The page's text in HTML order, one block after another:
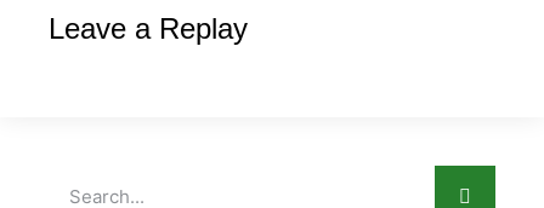
Leave a Replay